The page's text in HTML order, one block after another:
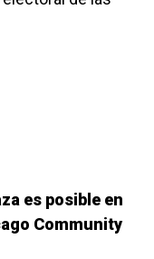
es posible en
Community